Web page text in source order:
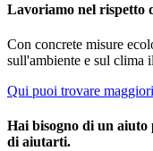
Lavoriamo nel rispetto
Con concrete misure
sull'ambiente e sul clima
Qui puoi trovare
Hai bisogno di un aiuto
di aiutarti.